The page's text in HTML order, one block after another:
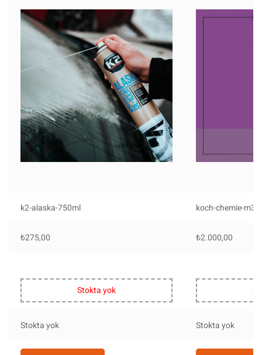
k2-alaska-750ml koch-chemie-
₺275,00 ₺2.000,00
Stokta yok
Stokta yok Stokta yok